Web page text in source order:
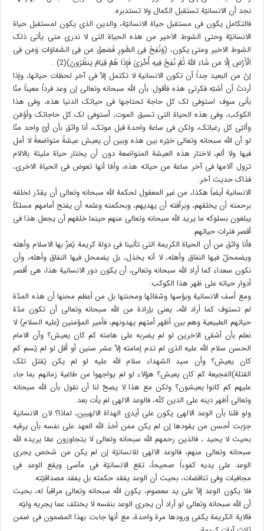
نجد أن الانسانیّة تستقبل الکمال ولا تستدبره.
فالتکامل یکون فی مستقبل حیاة الانسانیّة، والدین الذی یکون لمستقبل حیاة
الانسانیّة وحتى الشوط الاخیر من هذه الحیاة التی لا ندری متى یأتی ذلک
الشوط الاخیر ومتى یکون، (وَنُفِخَ فِی الصُّورِ فَصَعِقَ مَن فِی السَّمَاوَاتِ وَمَن فِی
الْأَرْضِ إِلَّا مَن شَاءَ اللَّهُ ثُمَّ نُفِخَ فِیهِ أُخْرَىٰ فَإِذَا هُمْ قِیَامٌ یَنظُرُونَ)(2) .
إنّ من البعید جداً أن تکون الانسانیة لا تکتمل إلاّ فی آخر لحظات حیاتها، وإذا
أردتُ أن أشبّه فکرتی هذه فأقول: بأن الله سبحانه وتعالى إن وعد فرداً معیناً منّا
بأنی سوف استوفی لک کل حاجة تحتاجها فی حیاتک الدنیا هذه، وفی هذا
الکوکب، وفی هذه الحیاة التی تسبق الموت، أستوفی لک کل حاجاتک وأؤمّن
وألبّی کل رغباتک، ولکن فی ساعة واحدة قبل موتک، أنا واثق بأن أیّ واحد منّا
لو أن الله سبحانه وتعالى خیّره بین هذه وبین أن یعیش عیشةً متواضعةً لا أمل
فیها ولا ألم، لاختار هذه العیشة المتواضعة دون أن یختار حیاة ملیئة بالالام
تزول آلامها فی آخر ساعة من حیاته هذه، وأمّا أنها تعوض فی الحیاة الاخرى،
فذاک حدیث آخر.
الانسانیة أیضاً هکذا، من غیر المعقول لحکمة الله سبحانه وتعالى أن یقدّر لخلقه
برحمته أن یخلقهم، وبرأفته أن یهدیهم، وبحکمته وعلمه أن یفتح أمامهم مسلکاً
یبلغون بسلوکه ما یرید الله سبحانه وتعالى منهم حینما خلقهم أن یجعل هذا فی
أقصر فترات حیاتهم.
فأنا واثق من أن الحیاة الکریمة التی تأتینا فی دولة کریمة یُعزّ بها الاسلام وأهله
ویضمحلّ فیها النفاق وأهله، لا أنه یخذل، بل یضمحل فیها النفاق وأهله، وأن
نکون سعداء کما أراد الله سبحانه وتعالى، أن یکون دور الانسانیة هذا، هی أقصر
أدوار حیاته على ظهر هذا الکوکب.
ومع أسف الانسانیة وبؤسها وشقائها ومحنتها بل من أعظم محنها أن هذه المدّة
لم تستوف کما أراد الله، یعنی بإرادة من الله سبحانه وتعالى أن تکون مدّة
حیاتهم الطبیعیة وهم بین أظهر أمتهم یهدونهم، فأمیر المؤمنین (علیه السلام) لا
نعلم بأن أشقى الاخرین لو لم یضربه على هامته کم کان یعیش؟ وأن الامام
الحسن سلام الله علیه الذی لم تدم إمامته إلاّ عشر سنین أو أقل لو لم یُسم کم
کان یعیش؟ وأن سید الشهداء سلام الله علیه لو لم یکن یُقتل تلک
القتلة)الفجیعة کم کان یعیش؟ هؤلاء لو لم یواجهوا من طاغیة زمانهم بما جاء
علیهم کم کانوا یعیشون؟ ولکن مع هذا لا یصحّ لنا أن نقول بأن الله سبحانه
وتعالى أظهر دینه على الدین کلّه، فالوعد الالهی لم یأت بعد.
ولو قلنا بأن الوعد الالهی یکون على أیدی الهداة الالهیین، لماذا؟ لان الانسانیة
جرّبت أحسن من یقودها إن لم یکن ممن أخذ الله العهد على نفسه بأن یرقبه
بحیث لا یحید ، فالذین رحمهم الله سبحانه وتعالى لا یتجاوزون عمّا یریده الله
سبحانه وتعالى منهم، فالوعد الالهی للانسانیّة إن لم یکن من شخص یجری
الوعد على یدیه کفوءاً صحیحاً، تقع الانسانیّة فی مآسی ویقع الوعد فی
مجافیات وفی تناقضات، بحیث أن الوعد یفقد حکمته بل یفقد مصداقیّته.
فلا یکون الوعد إلاّ على ید معصوم، یکون الله سبحانه وتعالى مراقباً له، بحیث
أن الله سبحانه وتعالى لو أراد أن یجری الوعد بنفسه لا یختلف عما یجریه ولیّه.
فالایة الکریمة یکفی ورودها مرة واحدة، مع أنها جاءت بهذا المضمون فی ضمن